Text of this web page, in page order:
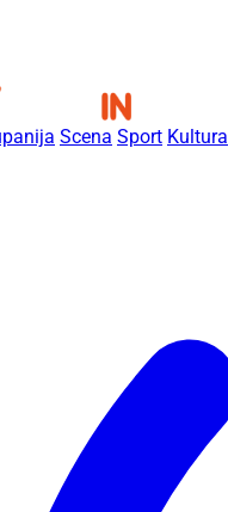
Scena Sport Kultura